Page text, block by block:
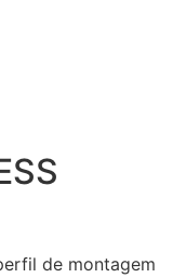
de montagem